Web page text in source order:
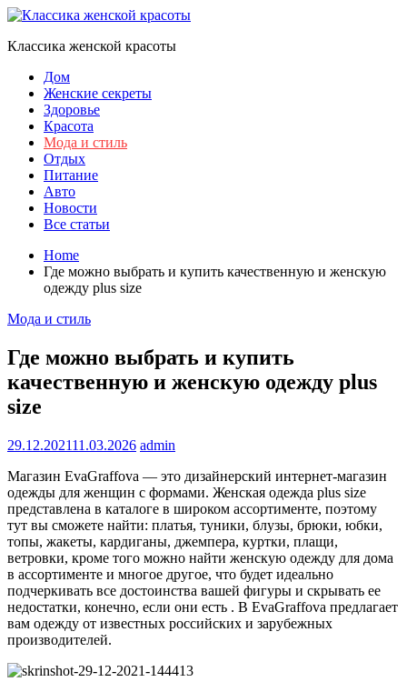
Skip
content
Классика женской красоты
Дом
Женские секреты
Здоровье
Красота
Мода и стиль
Отдых
Питание
Авто
Новости
Все статьи
Home
Где можно выбрать и купить качественную и женскую
одежду plus size
Мода и стиль
Где можно выбрать и купить
качественную и женскую одежду plus
size
29.12.202111.03.2026 admin
Магазин EvaGraffova — это дизайнерский интернет-магазин
одежды для женщин с формами. Женская одежда plus size
представлена в каталоге в широком ассортименте, поэтому
тут вы сможете найти: платья, туники, блузы, брюки, юбки,
топы, жакеты, кардиганы, джемпера, куртки, плащи,
ветровки, кроме того можно найти женскую одежду для дома
в ассортименте и многое другое, что будет идеально
подчеркивать все достоинства вашей фигуры и скрывать ее
недостатки, конечно, если они есть . В EvaGraffova предлагает
вам одежду от известных российских и зарубежных
производителей.